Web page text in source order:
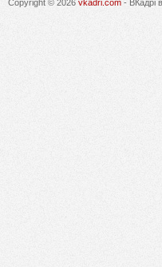
Copyright © 2026 vkadri.com - ВКадрі